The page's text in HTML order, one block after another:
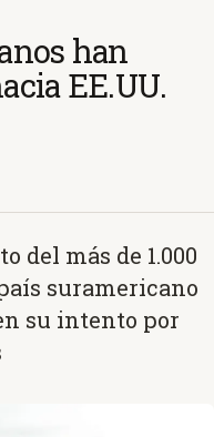
han
EE.UU.
del más de 1.000
suramericano
su intento por